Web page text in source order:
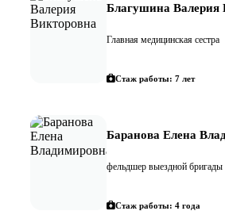
Благушина Валерия
Главная медицинская сестра
Стаж работы: 7 лет
Баранова Елена
фельдшер выездной бригады
Стаж работы: 4 года